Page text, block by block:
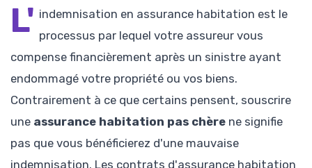
L' indemnisation en assurance habitation est le
processus par lequel votre assureur vous
compense financièrement après un sinistre ayant
endommagé votre propriété ou vos biens.
Contrairement à ce que certains pensent, souscrire
une assurance habitation pas chère ne signifie
pas que vous bénéficierez d'une mauvaise
indemnisation. Les contrats d'assurance habitation